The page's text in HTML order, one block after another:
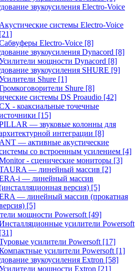
звукоусиления Electro-Voice
Акустические системы Electro-Voice
[21]
Electro-Voice [8]
звукоусиления Dynacord [8]
мощности Dynacord [8]
звукоусиления SHURE [9]
Shure [1]
Shure [8]
системы DS Proaudio [42]
- коаксиальные точечные
[15]
— звуковые колонны для
интеграции [8]
ANT — активные акустические
со встроенным усилением [4]
- сценические мониторы [3]
— линейный массив [2]
i — линейный массив
версия) [5]
— линейный массив (прокатная
[5]
мощности Powersoft [49]
усилители Powersoft
[31]
усилители Powersoft [17]
усилители Powersoft [1]
звукоусиления Extron [58]
мощности Extron [21]